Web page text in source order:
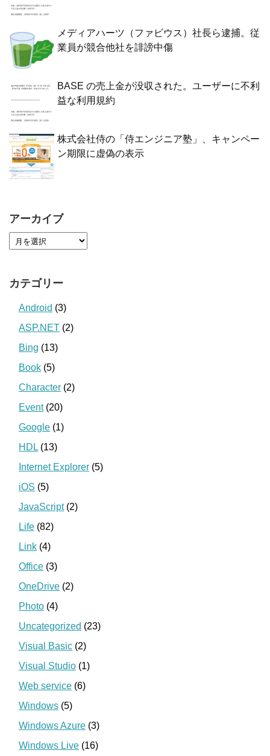
メディアハーツ（ファビウス）社長ら逮捕。従
業員が競合他社を誹謗中傷
BASE の売上金が没収された。ユーザーに不利
益な利用規約
株式会社侍の「侍エンジニア塾」、キャンペー
ン期限に虚偽の表示
アーカイブ
カテゴリー
Android (3)
ASP.NET (2)
Bing (13)
Book (5)
Character (2)
Event(20)
Google (1)
HDL (13)
Internet Explorer (5)
iOS (5)
JavaScript(2)
Life (82)
Link (4)
Office (3)
OneDrive (2)
Photo (4)
Uncategorized (23)
Visual Basic (2)
Visual Studio (1)
Web service (6)
Windows (5)
Windows Azure (3)
Windows Live (16)